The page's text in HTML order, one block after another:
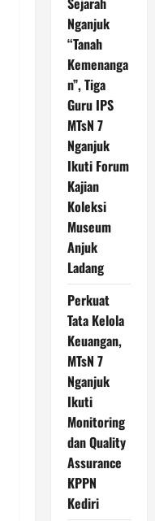
Nganjuk
“Tanah
Kemenanga
n”, Tiga
Guru IPS
MTsN 7
Nganjuk
Ikuti Forum
Kajian
Koleksi
Museum
Anjuk
Ladang
Perkuat
Tata Kelola
Keuangan,
MTsN 7
Nganjuk
Ikuti
Monitoring
dan Quality
Assurance
KPPN
Kediri